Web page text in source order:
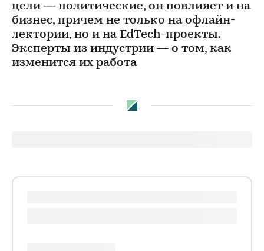
цели — политические, он повлияет и на
бизнес, причем не только на офлайн-
лектории, но и на EdTech-проекты.
Эксперты из индустрии — о том, как
изменится их работа